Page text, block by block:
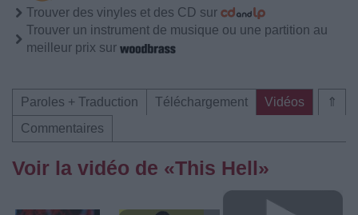
Trouver des vinyles et des CD sur
Trouver un instrument de musique ou une partition au
meilleur prix sur
⇑
Paroles + Traduction Téléchargement
Vidéos
Commentaires
Voir la vidéo de «This Hell»